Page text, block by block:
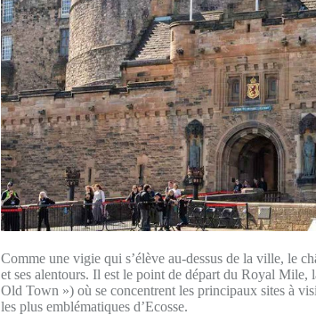
Comme une vigie qui s’élève au-dessus de la ville, le
et ses alentours. Il est le point de départ du Royal
Old Town ») où se concentrent les principaux sites à
les plus emblématiques d’Ecosse.